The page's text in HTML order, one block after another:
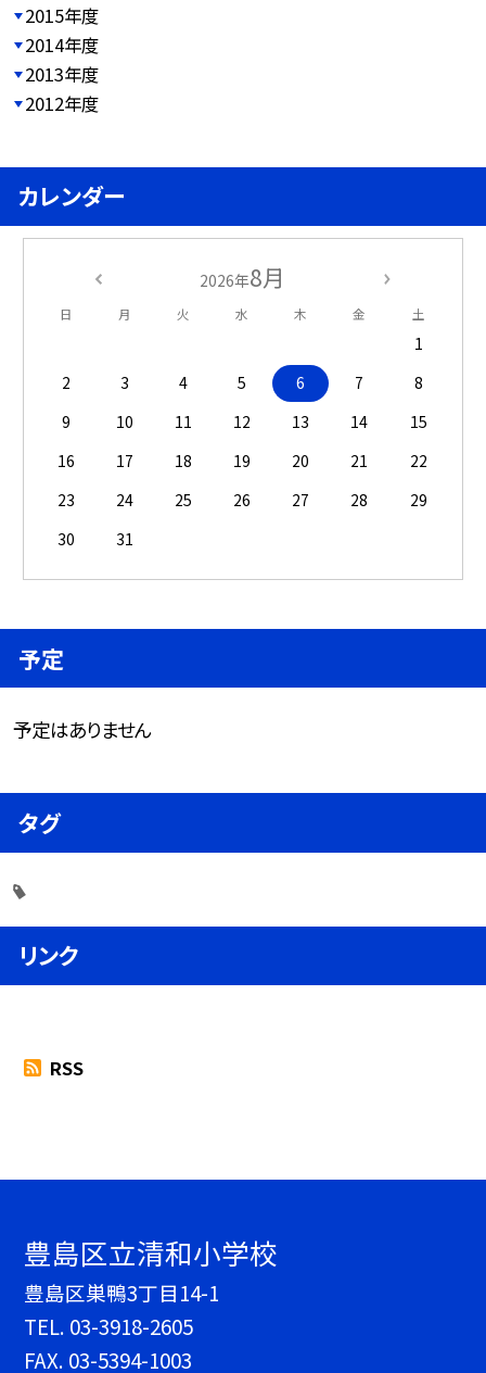
2015年度
2014年度
2013年度
2012年度
カレンダー
2026年8月
日 月 火 水 木 金 土
1
2
3 4 5 6 7
8
9
10 11 12 13 14
15
16
17 18 19 20 21
22
23
24 25 26 27 28
29
30
31
予定
予定はありません
タグ
リンク
RSS
豊島区立清和小学校
豊島区巣鴨3丁目14-1
TEL. 03-3918-2605
FAX. 03-5394-1003